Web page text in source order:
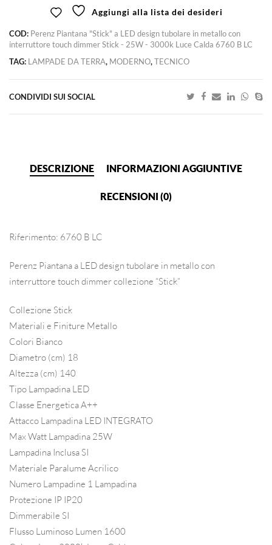
Aggiungi alla lista dei desideri
COD: Perenz Piantana "Stick" a LED design tubolare in metallo con
interruttore touch dimmer Stick - 25W - 3000k Luce Calda 6760 B LC
TAG: LAMPADE DA TERRA, MODERNO,TECNICO
CONDIVIDI SUI SOCIAL
DESCRIZIONE INFORMAZIONI AGGIUNTIVE
RECENSIONI (0)
Riferimento: 6760 B LC
Perenz Piantana a LED design tubolare in metallo con
interruttore touch dimmer collezione “Stick”
Collezione Stick
Materiali e Finiture Metallo
Colori Bianco
Diametro (cm) 18
Altezza (cm) 140
Tipo Lampadina LED
Classe Energetica A++
Attacco Lampadina LED INTEGRATO
Max Watt Lampadina 25W
Lampadina Inclusa SI
Materiale Paralume Acrilico
Numero Lampadine 1 Lampadina
Protezione IP IP20
Dimmerabile SI
Flusso Luminoso Lumen 1600